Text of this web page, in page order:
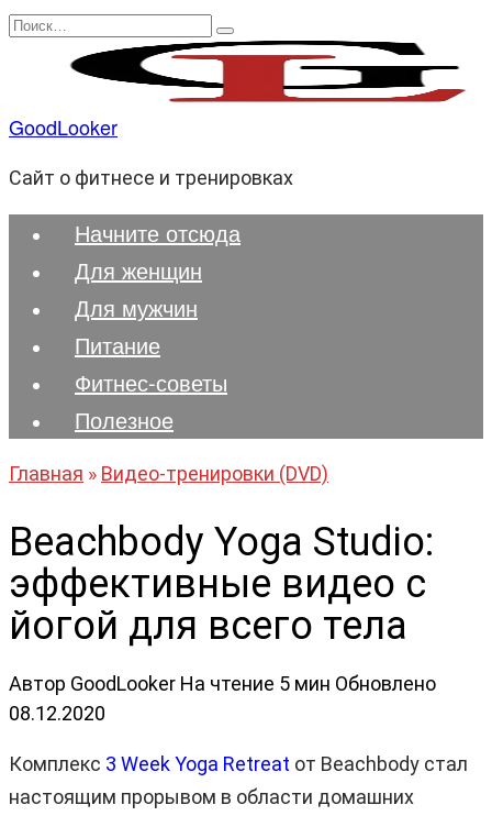
Перейти
содержанию
Search
GoodLooker
Сайт о фитнесе и тренировках
Начните отсюда
Для женщин
Для мужчин
Питание
Фитнес-советы
Полезноe
Главная » Видео-тренировки (DVD)
Beachbody Yoga Studio:
эффективные видео с
йогой для всего тела
Автор GoodLooker На чтение 5 мин Обновлено
08.12.2020
Комплекс 3 Week Yoga Retreat от Beachbody стал
настоящим прорывом в области домашних